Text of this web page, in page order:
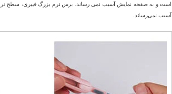
است و به صفحه نمایش آسیب نمی رساند. برس نرم بزرگ فیبری، سطح
آسیب نمی‌رساند.